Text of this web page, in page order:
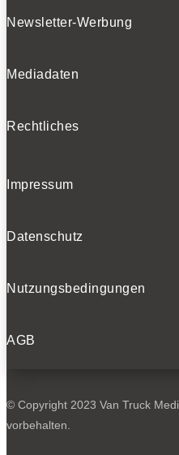
Newsletter-Werbung
Mediadaten
Rechtliches
Impressum
Datenschutz
Nutzungsbedingungen
AGB
© Copyright 2023 Van Truck
vorbehalten.